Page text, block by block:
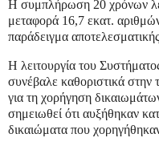
Η συμπλήρωση 20 χρόνων
μεταφορά 16,7 εκατ.
παράδειγμα
Η λειτουργία του
συνέβαλε καθοριστικά στην
για τη χορήγηση
σημειωθεί ότι αυξήθηκαν
δικαιώματα που